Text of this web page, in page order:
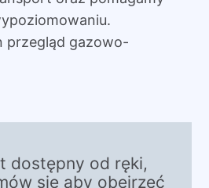
przegląd gazowo-
dostępny od ręki,
się aby obejrzeć